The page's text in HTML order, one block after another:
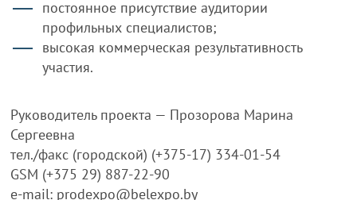
постоянное присутствие аудитории
профильных специалистов;
высокая коммерческая результативность
участия.
Руководитель проекта — Прозорова Марина
Сергеевна
тел./факс (городской) (+375-17) 334-01-54
GSM (+375 29) 887-22-90
e-mail: prodexpo@belexpo.by